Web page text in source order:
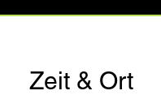
Zeit & Ort